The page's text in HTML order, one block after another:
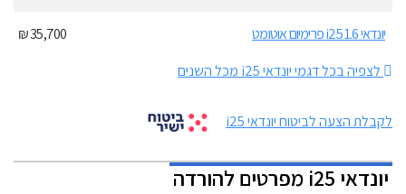
יונדאי i25 1.6 פרימיום אוטומט
35,700 ₪
לצפיה בכל דגמי יונדאי i25 מכל השנים
לקבלת הצעה לביטוח יונדאי i25
יונדאי i25 מפרטים להורדה